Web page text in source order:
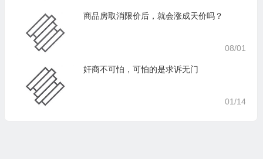
商品房取消限价后，就会涨成天价吗？
08/01
奸商不可怕，可怕的是求诉无门
01/14